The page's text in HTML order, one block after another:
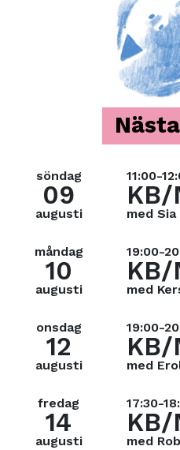
söndag
09
augusti
11:00-
KB/
med Sia
måndag
10
augusti
19:00-
KB/
med
onsdag
12
augusti
19:00-
KB/
med
fredag
14
augusti
17:30-
KB/
med